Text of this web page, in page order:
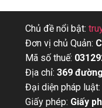
Chủ đề nổi bật:
Đơn vị chủ Quản:
Mã số thuế:
Địa chỉ: 369
Đại diện pháp luật:
Giấy phép: Giấy